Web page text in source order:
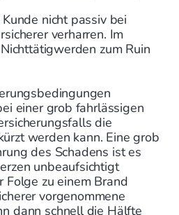
nicht passiv bei
verharren. Im
zum Ruin
einer grob fahrlässigen
die
werden kann. Eine grob
des Schadens ist es
unbeaufsichtigt
Folge zu einem Brand
vorgenommene
dann schnell die Hälfte